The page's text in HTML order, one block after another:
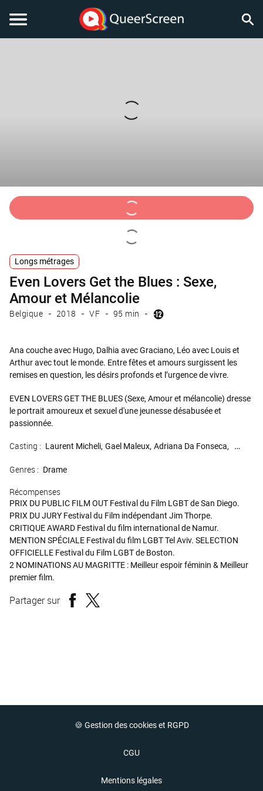
Longs métrages
Even Lovers Get the Blues : Sexe,
Amour et Mélancolie
Belgique 2018 VF 95 min
Ana couche avec Hugo, Dalhia avec Graciano, Léo avec Louis et
Arthur avec tout le monde. Entre fêtes et amours surgissent les
remises en question, les désirs profonds et l’urgence de vivre.
EVEN LOVERS GET THE BLUES (Sexe, Amour et mélancolie) dresse
le portrait amoureux et sexuel d'une jeunesse désabusée et
passionnée.
Casting : Laurent Micheli Gael Maleux Adriana Da Fonseca Gabriel
Genres : Drame
Récompenses
PRIX DU PUBLIC FILM OUT Festival du Film LGBT de San Diego.
PRIX DU JURY Festival du Film indépendant Jim Thorpe.
CRITIQUE AWARD Festival du film international de Namur.
MENTION SPÉCIALE Festival du film LGBT Tel Aviv. SELECTION
OFFICIELLE Festival du Film LGBT de Boston.
2 NOMINATIONS AU MAGRITTE : Meilleur espoir féminin & Meilleur
premier film.
Partager sur
🍪 Gestion des cookies et RGPD
CGU
Mentions légales